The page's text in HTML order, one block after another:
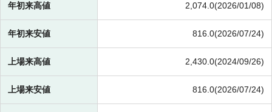
年初来高値 2,074.0(2026/01/08)
年初来安値 816.0(2026/07/24)
上場来高値 2,430.0(2024/09/26)
上場来安値 816.0(2026/07/24)